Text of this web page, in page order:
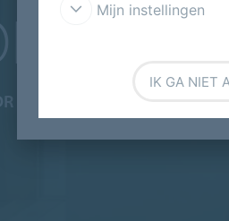
DE CIRCULAIRE ECONOMIE
Mijn instellingen
IK GA NIET